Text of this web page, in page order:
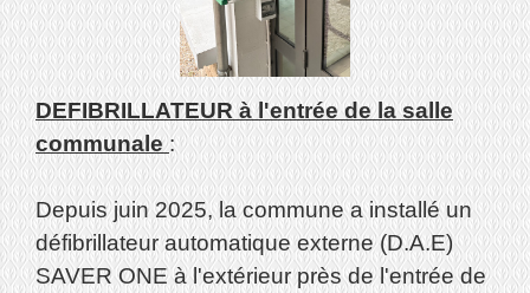
DEFIBRILLATEUR à l'entrée de la salle
communale:
Depuis juin 2025, la commune a installé un
défibrillateur automatique externe (D.A.E)
SAVER ONE à l'extérieur près de l'entrée de